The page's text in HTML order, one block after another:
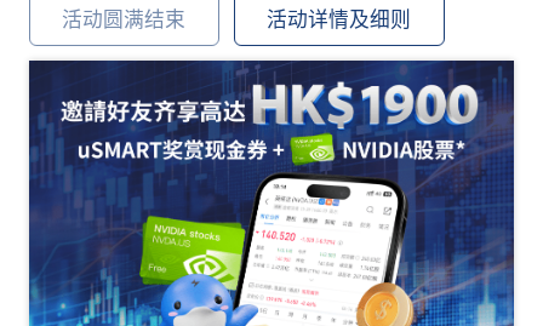
活动圆满结束 活动详情及细则